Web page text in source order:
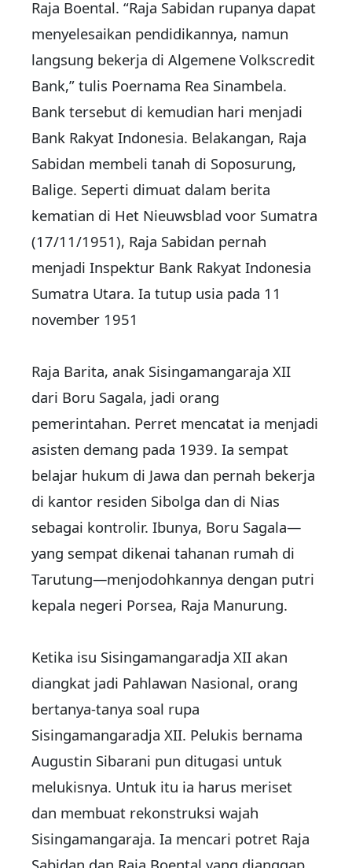
Raja Boental. “Raja Sabidan rupanya dapat
menyelesaikan pendidikannya, namun
langsung bekerja di Algemene Volkscredit
Bank,” tulis Poernama Rea Sinambela.
Bank tersebut di kemudian hari menjadi
Bank Rakyat Indonesia. Belakangan, Raja
Sabidan membeli tanah di Soposurung,
Balige. Seperti dimuat dalam berita
kematian di Het Nieuwsblad voor Sumatra
(17/11/1951), Raja Sabidan pernah
menjadi Inspektur Bank Rakyat Indonesia
Sumatra Utara. Ia tutup usia pada 11
november 1951
Raja Barita, anak Sisingamangaraja XII
dari Boru Sagala, jadi orang
pemerintahan. Perret mencatat ia menjadi
asisten demang pada 1939. Ia sempat
belajar hukum di Jawa dan pernah bekerja
di kantor residen Sibolga dan di Nias
sebagai kontrolir. Ibunya, Boru Sagala—
yang sempat dikenai tahanan rumah di
Tarutung—menjodohkannya dengan putri
kepala negeri Porsea, Raja Manurung.
Ketika isu Sisingamangaradja XII akan
diangkat jadi Pahlawan Nasional, orang
bertanya-tanya soal rupa
Sisingamangaradja XII. Pelukis bernama
Augustin Sibarani pun ditugasi untuk
melukisnya. Untuk itu ia harus meriset
dan membuat rekonstruksi wajah
Sisingamangaraja. Ia mencari potret Raja